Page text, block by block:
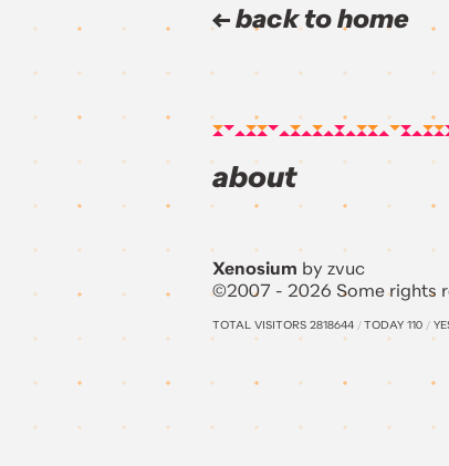
back to home
about
Xenosium by zvuc
©2007 - 2026 Some rights
TOTAL VISITORS 2818644 /TODAY 110 /